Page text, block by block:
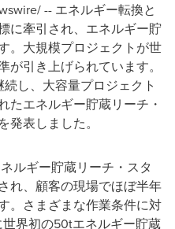
-- エネルギー転換と
に牽引され、エネルギー貯
。大規模プロジェクトが世
引き上げられています。
し、大容量プロジェクト
たエネルギー貯蔵リーチ・
表しました。
ルギー貯蔵リーチ・スタ
れ、顧客の現場でほぼ半年
。さまざまな作業条件に対
世界初の50tエネルギー貯蔵